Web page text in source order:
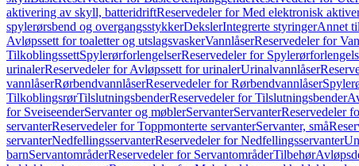
aktivering av skyll, batteridriftReservedeler for Med elektronisk
spylerørsbend og overgangsstykkerDekslerIntegrerte styringerAnnet
Avløpssett for toaletter og utslagsvaskerVannlåserReservedeler for
TilkoblingssettSpylerørforlengelserReservedeler for
urinalerReservedeler for Avløpssett for urinalerUrinalvannlåser
vannlåserRørbendvannlåserReservedeler for Rørbendvannlåser
TilkoblingsrørTilslutningsbenderReservedeler for Tilslutningsbender
for SveiseenderServanter og møblerServanterServanterReservedeler
servanterReservedeler for Toppmonterte servanterServanter, små
servanterNedfellingsservanterReservedeler for Nedfellingsservanter
barnServantområderReservedeler for ServantområderTilbehør